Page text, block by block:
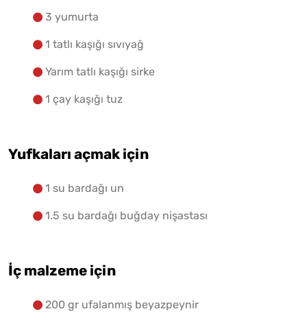
3 yumurta
1 tatlı kaşığı sıvıyağ
Yarım tatlı kaşığı sirke
1 çay kaşığı tuz
Yufkaları açmak için
1 su bardağı un
1.5 su bardağı buğday nişastası
İç malzeme için
200 gr ufalanmış beyazpeynir